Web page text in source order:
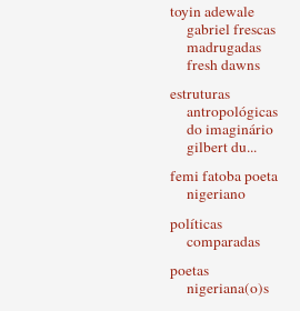
toyin adewale
gabriel frescas
madrugadas
fresh dawns
estruturas
antropológicas
do imaginário
gilbert du...
femi fatoba poeta
nigeriano
políticas
comparadas
poetas
nigeriana(o)s